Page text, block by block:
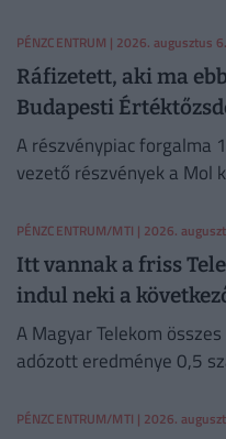
elemzője szerint.
PÉNZCENTRUM | 2026. augusztus
Ráfizetett, aki ma
Budapesti
A részvénypiac forgalma
vezető részvények a Mol
PÉNZCENTRUM/MTI | 2026.
Itt vannak a friss
indul neki a
A Magyar Telekom
adózott eredménye 0,5
PÉNZCENTRUM/MTI | 2026.